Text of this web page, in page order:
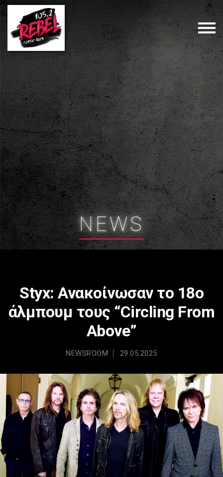
NEWS
Styx: Ανακοίνωσαν το 18ο
άλμπουμ τους “Circling From
Above”
NEWSROOM 29.05.2025